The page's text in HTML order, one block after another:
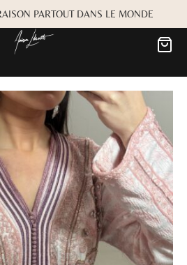
PARTOUT DANS LE MONDE